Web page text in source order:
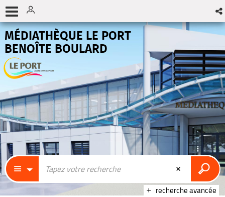
MÉDIATHÈQUE LE PORT
BENOÎTE BOULARD
recherche avancée